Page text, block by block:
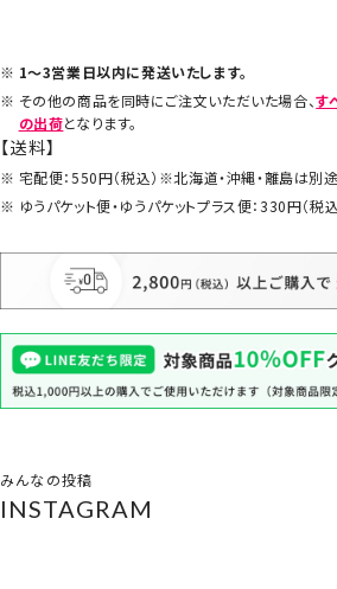
1～3営業日以内に発送いたします。
その他の商品を同時にご注文いただいた場合、す
の出荷となります。
【送料】
宅配便：550円（税込）※北海道・沖縄・離島は別
ゆうパケット便・ゆうパケットプラス便：330円（税込
みんなの投稿
INSTAGRAM